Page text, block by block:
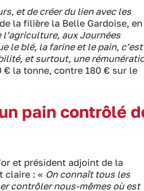
et de créer du lien avec les
la filière la Belle Gardoise, en
l’agriculture, aux Journées
le blé, la farine et le pain,
et surtout, une
€ la tonne, contre 180 € sur le
pain contrôlé
et président adjoint de la
claire : « On connaît tous les
contrôler nous-mêmes où est